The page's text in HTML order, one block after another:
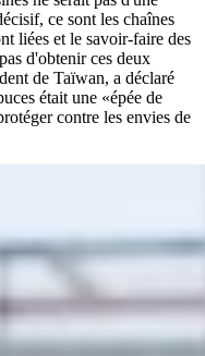
ce sont les chaînes
liées et le savoir-faire des
d'obtenir ces deux
de Taïwan, a déclaré
était une «épée de
contre les envies de